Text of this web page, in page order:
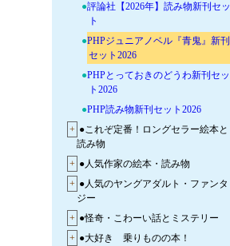
●評論社【2026年】読み物新刊セッ
ト
●PHPジュニアノベル『青鬼』新刊
セット2026
●PHPとっておきのどうわ新刊セッ
ト2026
●PHP読み物新刊セット2026
+ ●これぞ定番！ロングセラー絵本と
読み物
+ ●人気作家の絵本・読み物
+ ●人気のヤングアダルト・ファンタ
ジー
+ ●怪奇・こわーい話とミステリー
+ ●大好き 乗りものの本！